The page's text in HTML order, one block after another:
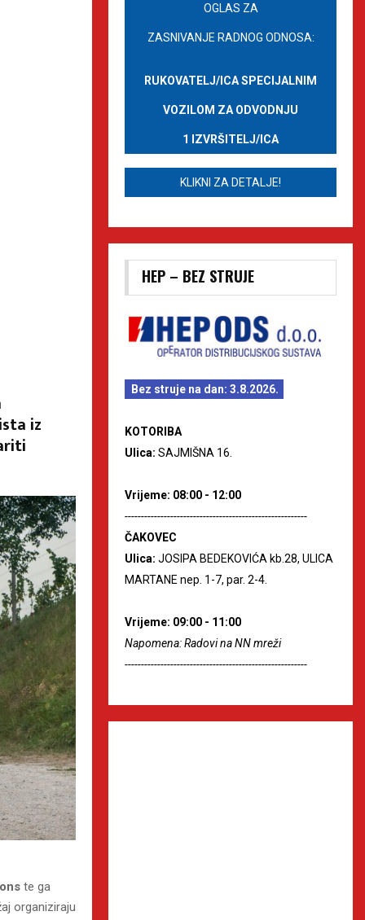
iz
te ga
organiziraju
OGLAS ZA
ZASNIVANJE RADNOG ODNOSA:
RUKOVATELJ/ICA SPECIJALNIM
VOZILOM ZA ODVODNJU
1 IZVRŠITELJ/ICA
KLIKNI ZA DETALJE!
HEP – BEZ STRUJE
Bez struje na dan: 3.8.2026.
KOTORIBA
Ulica: SAJMIŠNA 16.
Vrijeme: 08:00 - 12:00
--------------------------------------------------------
ČAKOVEC
Ulica: JOSIPA BEDEKOVIĆA kb.28, ULICA
MARTANE nep. 1-7, par. 2-4.
Vrijeme: 09:00 - 11:00
Napomena: Radovi na NN mreži
--------------------------------------------------------